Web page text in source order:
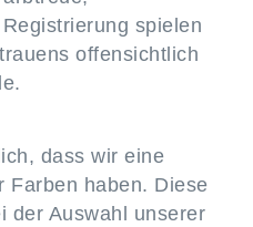
spielen
offensichtlich
dass wir eine
Farben haben. Diese
der Auswahl unserer